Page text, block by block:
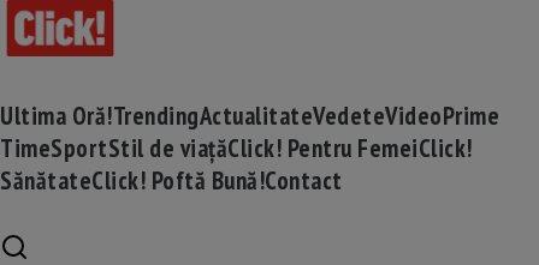
Ultima Oră!TrendingActualitateVedeteVideoPrime
TimeSportStil de viațăClick! Pentru FemeiClick!
SănătateClick! Poftă Bună!Contact